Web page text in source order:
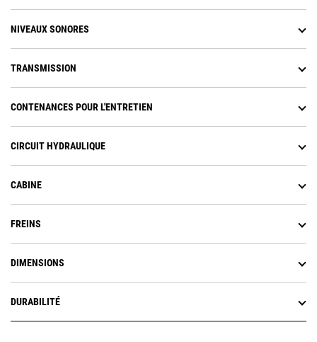
NIVEAUX SONORES
TRANSMISSION
CONTENANCES POUR L'ENTRETIEN
CIRCUIT HYDRAULIQUE
CABINE
FREINS
DIMENSIONS
DURABILITÉ